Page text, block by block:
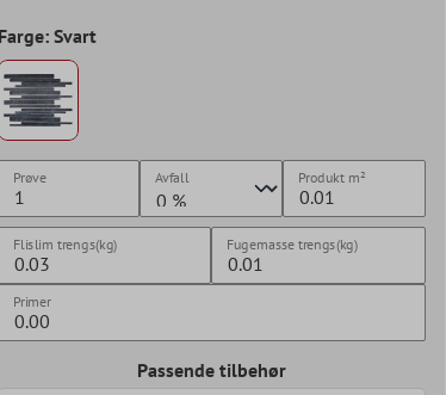
Farge: Svart
Prøve Avfall Produkt m²
Flislim trengs(kg) Fugemasse trengs(kg)
Primer
Passende tilbehør